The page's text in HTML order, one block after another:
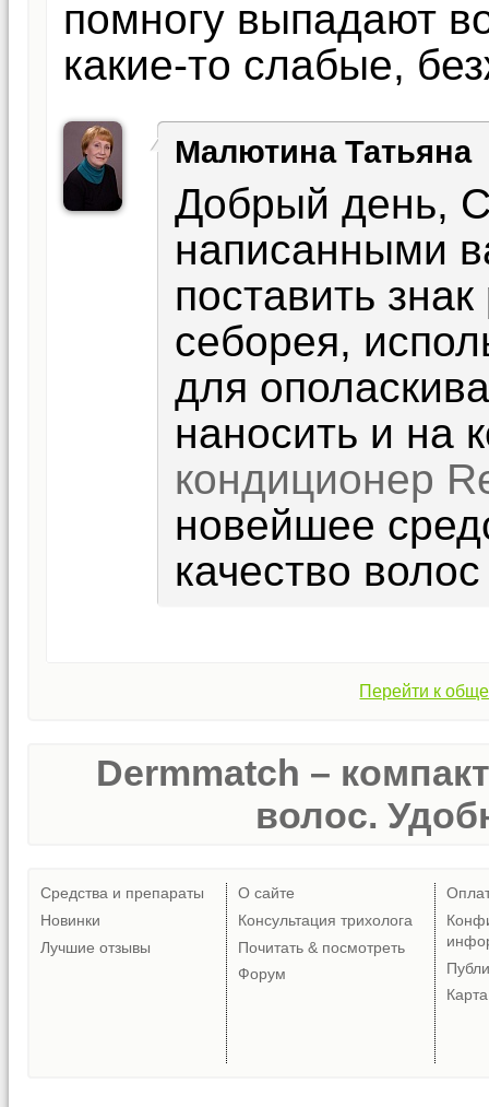
помногу выпадают
какие-то слабые,
Малютина Татьяна
Добрый день,
написанными
поставить
себорея,
для
наносить и на
кондиционер
новейшее
качество
Перейти к
Dermmatch –
волос.
Средства и препараты
Новинки
Лучшие отзывы
О сайте
Консультация трихолога
Почитать & посмотреть
Форум